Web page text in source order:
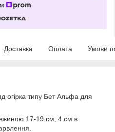
Доставка Оплата Умови
огірка типу Бет Альфа для
17-19 см, 4 см в